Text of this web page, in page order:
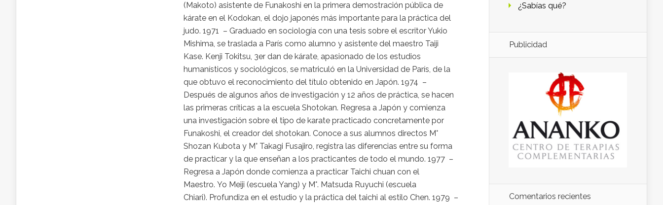
(Makoto) asistente de Funakoshi en la primera demostración pública de
kárate en el Kodokan, el dojo japonés más importante para la práctica del
judo. 1971 – Graduado en sociología con una tesis sobre el escritor Yukio
Mishima, se traslada a París como alumno y asistente del maestro Taiji
Kase. Kenji Tokitsu, 3er dan de kárate, apasionado de los estudios
humanísticos y sociológicos, se matriculó en la Universidad de París, de la
que obtuvo el reconocimiento del título obtenido en Japón. 1974 –
Después de algunos años de investigación y 12 años de práctica, se hacen
las primeras críticas a la escuela Shotokan. Regresa a Japón y comienza
una investigación sobre el tipo de karate practicado concretamente por
Funakoshi, el creador del shotokan. Conoce a sus alumnos directos M°
Shozan Kubota y M° Takagi Fusajiro, registra las diferencias entre su forma
de practicar y la que enseñan a los practicantes de todo el mundo. 1977 –
Regresa a Japón donde comienza a practicar Taichi chuan con el
Maestro. Yo Meiji (escuela Yang) y M°. Matsuda Ruyuchi (escuela
Chiari). Profundiza en el estudio y la práctica del taichi al estilo Chen. 1979 –
¿Sabías qué?
Publicidad
Comentarios recientes